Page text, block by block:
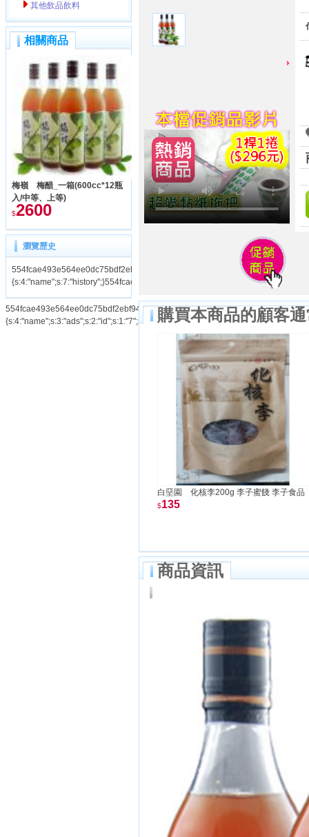
其他飲品飲料
相關商品
梅嶺 梅醋_一箱(600cc*12瓶
入/中等、上等)
$2600
瀏覽歷史
554fcae493e564ee0dc75bdf2ebf94cahistory|a:1:
{s:4:"name";s:7:"history";}554fcae493e564ee0dc75bdf2ebf94ca
554fcae493e564ee0dc75bdf2ebf94caads|a:3:購買本商品的顧客
白堊園 化核李200g 李子蜜餞 李子食品
$135
商品資訊